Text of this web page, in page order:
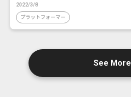
2022/3/8
プラットフォーマー
See More